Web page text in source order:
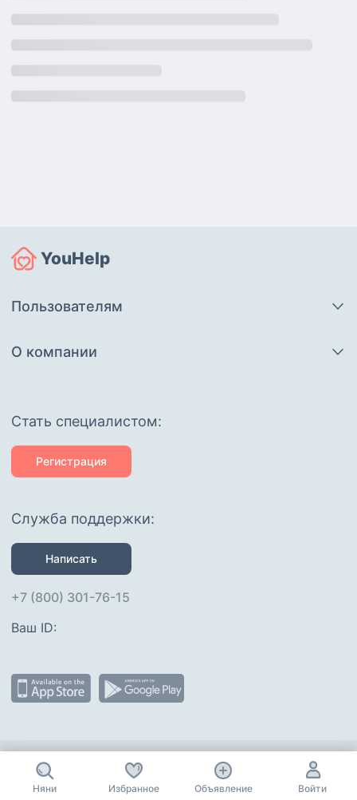
YouHelp
Пользователям
О компании
Cтать специалистом:
Регистрация
Служба поддержки:
Написать
+7 (800) 301-76-15
Ваш ID:
Присоединяйтесь :
Няни Избранное Объявление Войти